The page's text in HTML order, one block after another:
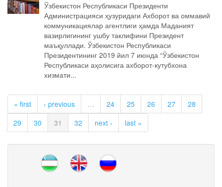
Ўзбекистон Республикаси Президенти
Администрацияси ҳузуридаги Ахборот ва оммавий
коммуникациялар агентлиги ҳамда Маданият
вазирлигининг ушбу таклифини Президент
маъқуллади. Ўзбекистон Республикаси
Президентининг 2019 йил 7 июнда “Ўзбекистон
Республикаси аҳолисига ахборот-кутубхона
хизмати...
« first ‹ previous … 24 25 26 27
28
29
30 31 32 next › last »